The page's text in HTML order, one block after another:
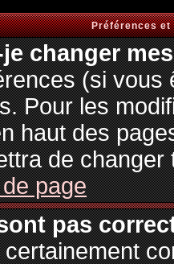
Préférences
changer
(si
Pour les
haut des
de
page
pas